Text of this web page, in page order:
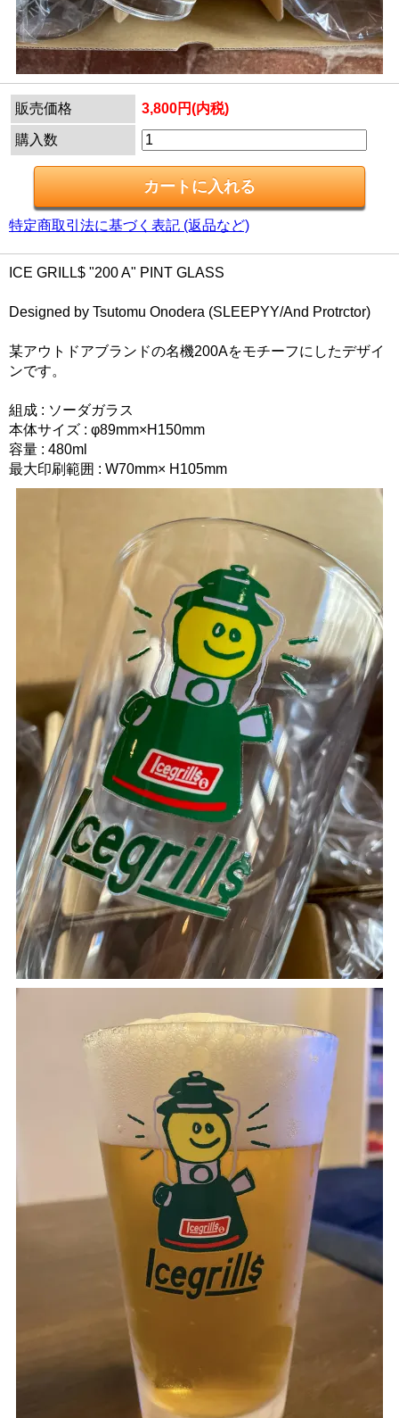
販売価格 3,800円(内税)
購入数
特定商取引法に基づく表記 (返品など)
ICE GRILL$ "200 A" PINT GLASS
Designed by Tsutomu Onodera (SLEEPYY/And Protrctor)
某アウトドアブランドの名機200Aをモチーフにしたデザイ
ンです。
組成 : ソーダガラス
本体サイズ : φ89mm×H150mm
容量 : 480ml
最大印刷範囲 : W70mm× H105mm